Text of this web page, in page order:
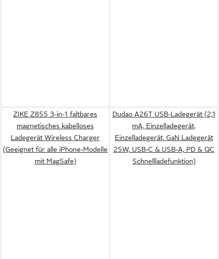
ZIKE Z855 3-in-1 faltbares
magnetisches kabelloses
Ladegerät Wireless Charger
(Geeignet für alle iPhone-Modelle
mit MagSafe)
Dudao A26T USB-Ladegerät (2,1
mA, Einzelladegerät,
Einzelladegerät, GaN Ladegerät
25W, USB-C & USB-A, PD & QC
Schnellladefunktion)